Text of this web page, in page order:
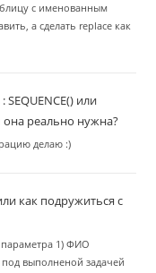
с именованным
а сделать replace как
или
реально нужна?
делаю :)
как подружиться с
параметра 1) ФИО
под выполненой задачей